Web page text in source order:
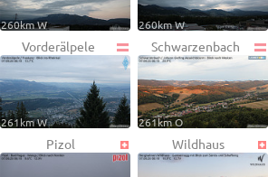
260km W 260km W
Vorderälpele
261km W
Schwarzenbach
261km O
Pizol Wildhaus